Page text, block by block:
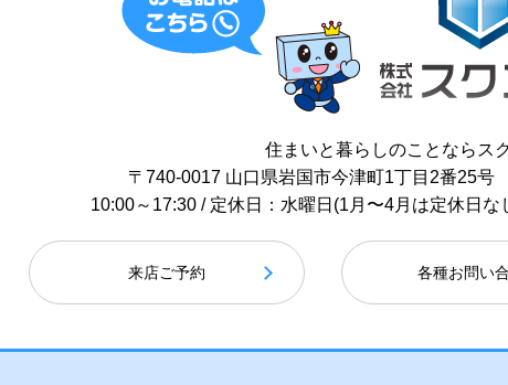
住まいと暮らしのことなら ス
〒740-0017 山口県岩国市今津町1丁目2番25号
10:00～17:30 / 定休日：水曜日(1月〜4月は定休日な
来店ご予約 各種お問い